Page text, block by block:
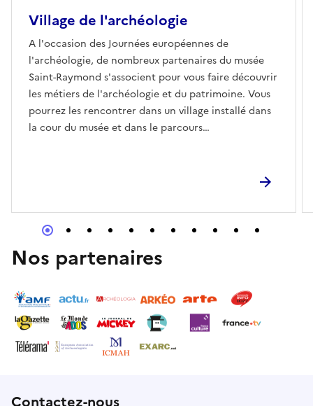
Village de l'archéologie
A l'occasion des Journées européennes de
l'archéologie, de nombreux partenaires du musée
Saint-Raymond s'associent pour vous faire découvrir
les métiers de l'archéologie et du patrimoine. Vous
pourrez les rencontrer dans un village installé dans
la cour du musée et dans le parcours
spécialisée dans l’archéologie préventive. Cellule
Archéologie de Toulouse Métropole : présentation
Métropole toulousaine. Éveha : différentes activités
d'un archéologue, de décrypter les vestiges et de
découvrir les secrets d'une fouille archéologique.
HADÈS : le samedi, une archéologue spécialiste de
la céramique et une spécialiste de l'étude des
archéologiques présentera des artefacts avant et
Nos partenaires
Contactez-nous